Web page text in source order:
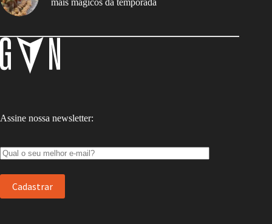
Assine nossa newsletter: